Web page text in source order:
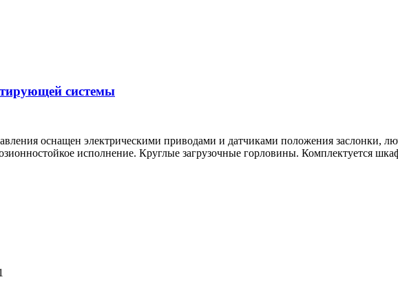
системы
оснащен электрическими приводами и датчиками положения заслонки,
исполнение. Круглые загрузочные горловины. Комплектуется